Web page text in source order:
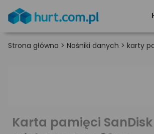
Strona główna > Nośniki danych > karty
Karta pamięci